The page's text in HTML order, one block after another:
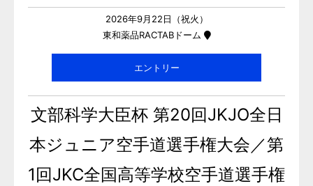
2026年9月22日（祝火）
東和薬品RACTABドーム
エントリー
文部科学大臣杯 第20回JKJO全日
本ジュニア空手道選手権大会／第
1回JKC全国高等学校空手道選手権